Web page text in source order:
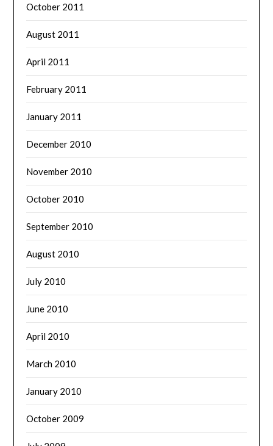
October 2011
August 2011
April 2011
February 2011
January 2011
December 2010
November 2010
October 2010
September 2010
August 2010
July 2010
June 2010
April 2010
March 2010
January 2010
October 2009